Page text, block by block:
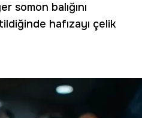
somon balığını
hafızayı çelik